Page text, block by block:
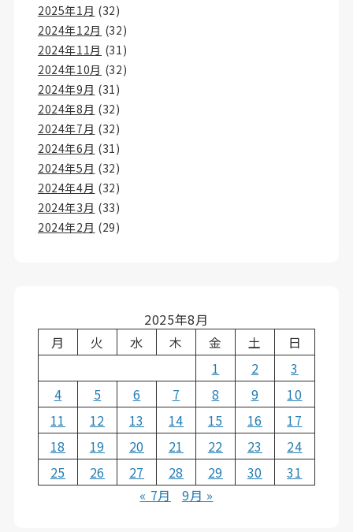
2025年1月 (32)
2024年12月 (32)
2024年11月 (31)
2024年10月 (32)
2024年9月 (31)
2024年8月 (32)
2024年7月 (32)
2024年6月 (31)
2024年5月 (32)
2024年4月 (32)
2024年3月 (33)
2024年2月 (29)
2025年8月
月
火 水 木 金 土
日
1
2
3
4
5 6 7 8 9
10
11
12 13 14 15 16
17
18
19 20 21 22 23
24
25
26 27 28 29 30
31
« 7月
9月 »